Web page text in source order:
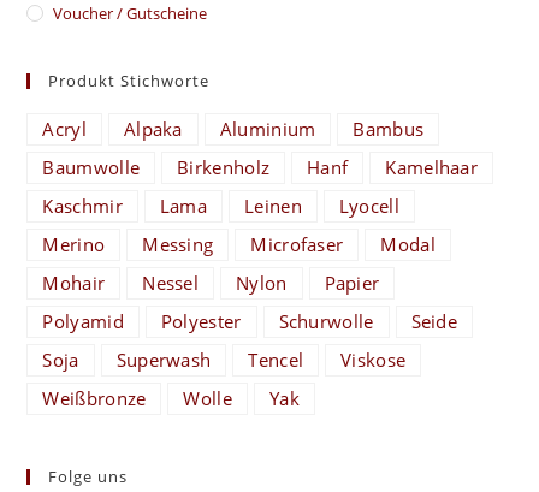
Voucher / Gutscheine
Produkt Stichworte
Acryl Alpaka Aluminium
Bambus
Baumwolle
Birkenholz Hanf
Kamelhaar
Kaschmir
Lama Leinen
Lyocell
Merino
Messing Microfaser
Modal
Mohair
Nessel Nylon
Papier
Polyamid
Polyester Schurwolle
Seide
Soja
Superwash Tencel
Viskose
Weißbronze
Wolle Yak
Folge uns